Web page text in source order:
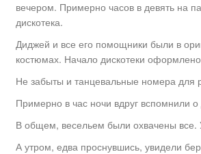
вечером. Примерно часов в девять на
дискотека.
Диджей и все его помощники были в
костюмах. Начало дискотеки
Не забыты и танцевальные номера для
Примерно в час ночи вдруг вспомнили о
В общем, весельем были охвачены все.
А утром, едва проснувшись, увидели